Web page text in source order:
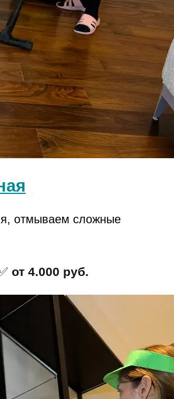
отмываем сложные
от 4.000 руб.